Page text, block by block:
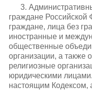
3.
граждане
граждане, лица без
иностранные и
общественные
организации, а также
религиозные
юридическими
настоящим Кодексом,